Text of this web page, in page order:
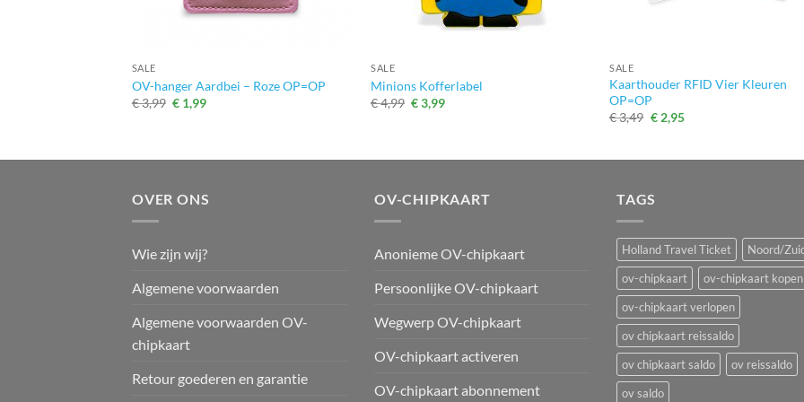
SALE
OV-hanger Aardbei – Roze OP=OP
€3,99 Oorspronkelijke
prijs
€ 1,99Huidige
SALE
Minions Kofferlabel
€4,99 Oorspronkelijke
prijs
€3,99Huidige
SALE
Kaarthouder RFID Vier Kleuren
OP=OP
€3,49 Oorspronkelijke
prijs
€2,95Huidige
OVER ONS
Wie zijn wij?
Algemene voorwaarden
Algemene voorwaarden OV-
chipkaart
Retour goederen en garantie
OV-CHIPKAART
Anonieme OV-chipkaart
Persoonlijke OV-chipkaart
Wegwerp OV-chipkaart
OV-chipkaart activeren
OV-chipkaart abonnement
TAGS
Holland Travel Ticket
Noord/
ov-chipkaart
ov-chipkaart kopen
ov-chipkaart verlopen
ov chipkaart reissaldo
ov chipkaart saldo
ov reissaldo
ov saldo